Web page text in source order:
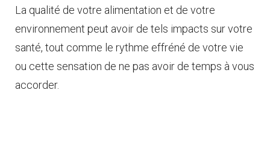
La qualité de votre alimentation et de votre
environnement peut avoir de tels impacts sur votre
santé, tout comme le rythme effréné de votre vie
ou cette sensation de ne pas avoir de temps à vous
accorder.